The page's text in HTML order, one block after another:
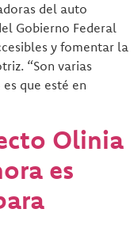
del auto
Gobierno Federal
y fomentar la
“Son varias
que esté en
Olinia
es